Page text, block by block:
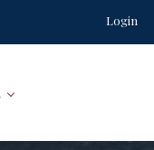
Login